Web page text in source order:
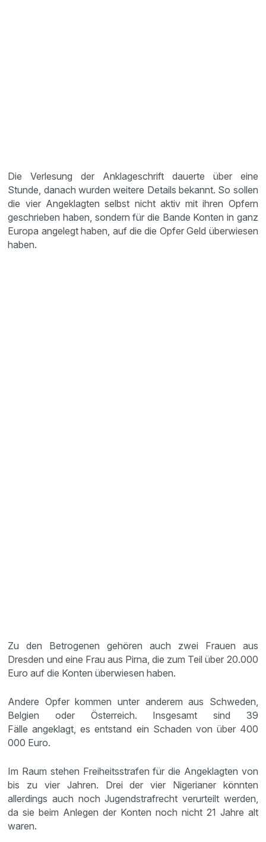
Die Verlesung der Anklageschrift dauerte über eine
Stunde, danach wurden weitere Details bekannt. So sollen
die vier Angeklagten selbst nicht aktiv mit ihren Opfern
geschrieben haben, sondern für die Bande Konten in ganz
Europa angelegt haben, auf die die Opfer Geld überwiesen
haben.
Zu den Betrogenen gehören auch zwei Frauen aus
Dresden und eine Frau aus Pirna, die zum Teil über 20.000
Euro auf die Konten überwiesen haben.
Andere Opfer kommen unter anderem aus Schweden,
Belgien oder Österreich. Insgesamt sind 39
Fälle angeklagt, es entstand ein Schaden von über 400
000 Euro.
Im Raum stehen Freiheitsstrafen für die Angeklagten von
bis zu vier Jahren. Drei der vier Nigerianer könnten
allerdings auch noch Jugendstrafrecht verurteilt werden,
da sie beim Anlegen der Konten noch nicht 21 Jahre alt
waren.